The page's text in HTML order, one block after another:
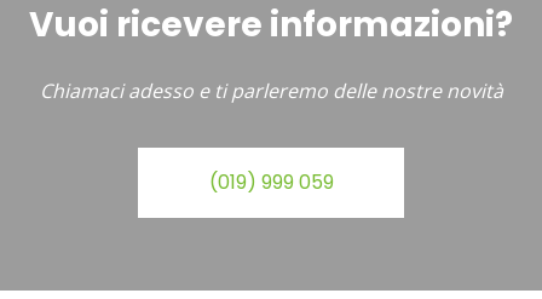
Vuoi ricevere informazioni?
Chiamaci adesso e ti parleremo delle nostre novità
(019) 999 059